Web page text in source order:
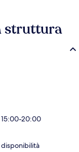
struttura
15:00-20:00